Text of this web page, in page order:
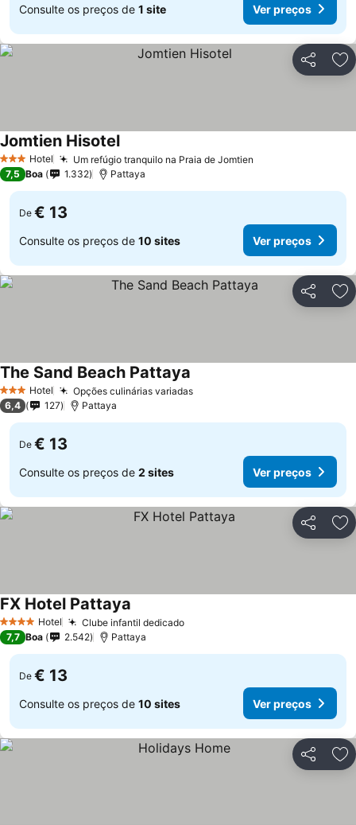
Consulte os preços de 1 site Ver preços
Partilhar
3 EstrelasHotel Um refúgio tranquilo na Praia de Jomtien
Jomtien Hisotel
7,5 Boa 1.332 Pattaya
De € 13
Consulte os preços de 10 sites Ver preços
Partilhar
3 EstrelasHotel Opções culinárias variadas
The Sand Beach Pattaya
6,4 127 Pattaya
De € 13
Consulte os preços de 2 sites Ver preços
Partilhar
4 EstrelasHotel Clube infantil dedicado
FX Hotel Pattaya
7,7 Boa 2.542 Pattaya
De € 13
Consulte os preços de 10 sites Ver preços
Partilhar